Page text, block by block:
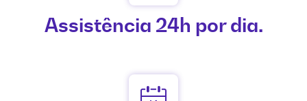
Assistência 24h por dia.